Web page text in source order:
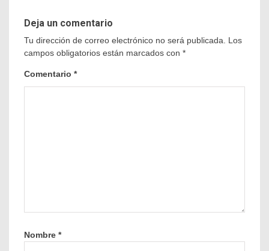
Deja un comentario
Tu dirección de correo electrónico no será publicada.
Los
campos obligatorios están marcados con *
Comentario *
Nombre *